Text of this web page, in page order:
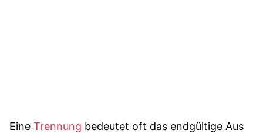
Eine Trennung bedeutet oft das endgültige Aus